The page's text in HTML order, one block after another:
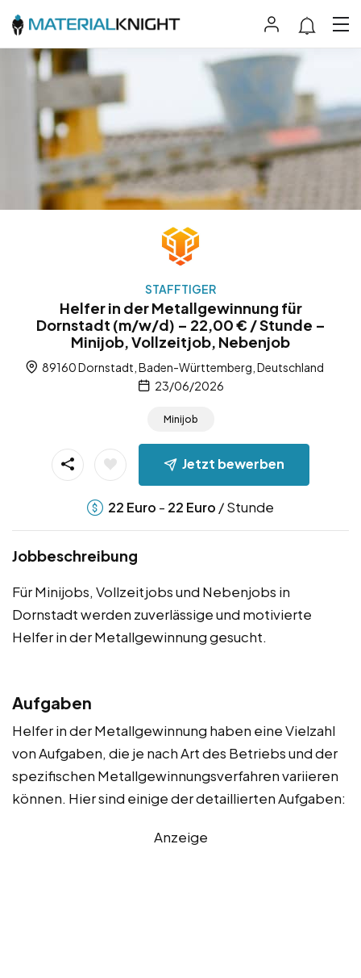
STAFFTIGER
Helfer in der Metallgewinnung für
Dornstadt (m/w/d) – 22,00 € / Stunde –
Minijob, Vollzeitjob, Nebenjob
89160 Dornstadt, Baden-Württemberg, Deutschland
23/06/2026
Minijob
Jetzt bewerben
22 Euro - 22 Euro / Stunde
Jobbeschreibung
Für Minijobs, Vollzeitjobs und Nebenjobs in
Dornstadt werden zuverlässige und motivierte
Helfer in der Metallgewinnung gesucht.
Aufgaben
Helfer in der Metallgewinnung haben eine Vielzahl
von Aufgaben, die je nach Art des Betriebs und der
spezifischen Metallgewinnungsverfahren variieren
können. Hier sind einige der detaillierten Aufgaben:
Anzeige